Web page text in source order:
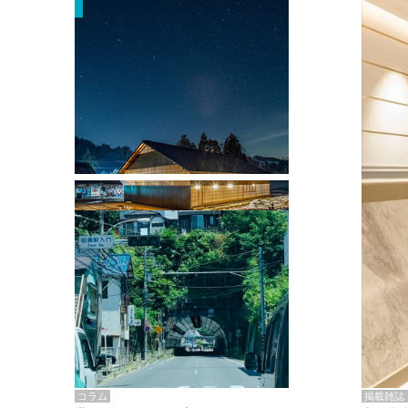
掲載雑誌
掲載雑誌・書籍
『街歩き研修「アールデコとモダニズ
ム、和風バロック」』のレポート記事が
掲載
コラム